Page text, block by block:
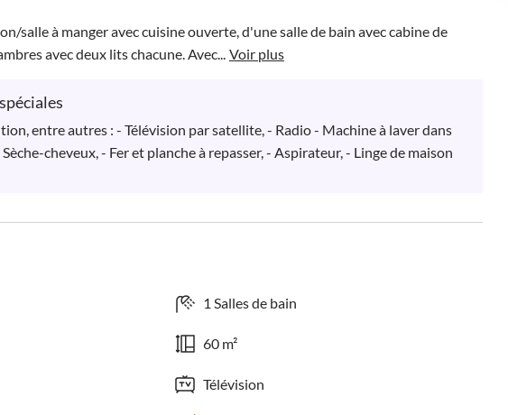
salle à manger avec cuisine ouverte, d'une salle de bain avec cabine de
avec deux lits chacune. Avec... Voir plus
entre autres : - Télévision par satellite, - Radio - Machine à laver dans
cheveux, - Fer et planche à repasser, - Aspirateur, - Linge de maison
1 Salles de bain
60 m²
Télévision